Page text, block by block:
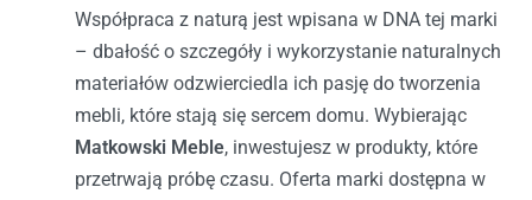
Współpraca z naturą jest wpisana w DNA tej marki
– dbałość o szczegóły i wykorzystanie naturalnych
materiałów odzwierciedla ich pasję do tworzenia
mebli, które stają się sercem domu. Wybierając
Matkowski Meble, inwestujesz w produkty, które
przetrwają próbę czasu. Oferta marki dostępna w